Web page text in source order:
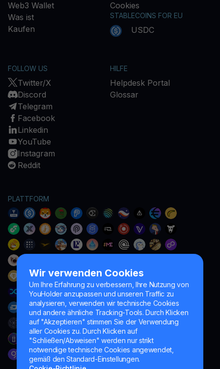
Wir verwenden Cookies
Um Ihre Erfahrung zu verbessern, Ihre Nutzung von
YouHolder anzupassen und unseren Traffic zu
analysieren, verwenden wir technische Cookies
und andere ähnliche Tracking-Tools. Durch Klicken
auf "Akzeptieren" stimmen Sie der Verwendung
aller Cookies zu. Durch Klicken auf
"Schließen/Abweisen" werden nur strikt
notwendige technische Cookies angewendet,
gemäß den Standard-Einstellungen.
Web3 Wallet
Was ist
Kaufen
Cookies
STABLECOINS FOR EU
USDC
FOLLOW US
Twitter/X
Discord
Telegram
Facebook
Linkedin
YouTube
Instagram
Reddit
HILFE
Helpdesk Portal
Glossar
PLATTFORM